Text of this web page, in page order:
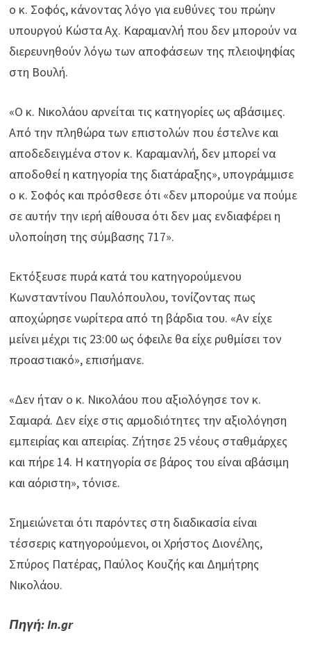
ο κ. Σοφός, κάνοντας λόγο για ευθύνες του πρώην
υπουργού Κώστα Αχ. Καραμανλή που δεν μπορούν να
διερευνηθούν λόγω των αποφάσεων της πλειοψηφίας
στη Βουλή.
«Ο κ. Νικολάου αρνείται τις κατηγορίες ως αβάσιμες.
Από την πληθώρα των επιστολών που έστελνε και
αποδεδειγμένα στον κ. Καραμανλή, δεν μπορεί να
αποδοθεί η κατηγορία της διατάραξης», υπογράμμισε
ο κ. Σοφός και πρόσθεσε ότι «δεν μπορούμε να πούμε
σε αυτήν την ιερή αίθουσα ότι δεν μας ενδιαφέρει η
υλοποίηση της σύμβασης 717».
Εκτόξευσε πυρά κατά του κατηγορούμενου
Κωνσταντίνου Παυλόπουλου, τονίζοντας πως
αποχώρησε νωρίτερα από τη βάρδια του. «Αν είχε
μείνει μέχρι τις 23:00 ως όφειλε θα είχε ρυθμίσει τον
προαστιακό», επισήμανε.
«Δεν ήταν ο κ. Νικολάου που αξιολόγησε τον κ.
Σαμαρά. Δεν είχε στις αρμοδιότητες την αξιολόγηση
εμπειρίας και απειρίας. Ζήτησε 25 νέους σταθμάρχες
και πήρε 14. Η κατηγορία σε βάρος του είναι αβάσιμη
και αόριστη», τόνισε.
Σημειώνεται ότι παρόντες στη διαδικασία είναι
τέσσερις κατηγορούμενοι, οι Χρήστος Διονέλης,
Σπύρος Πατέρας, Παύλος Κουζής και Δημήτρης
Νικολάου.
Πηγή: In.gr